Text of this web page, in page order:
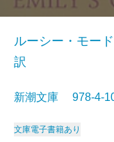
ルーシー・モー
訳
新潮文庫 978-4-
文庫電子書籍あり